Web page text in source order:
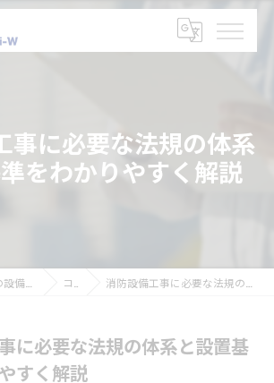
事に必要な法規の体系
をわかりやすく解説
コラム 消防設備工事に必要な法規の体系と設置基準をわかりやすく解説
に必要な法規の体系と設置基
すく解説